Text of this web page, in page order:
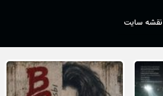
نقشه سایت